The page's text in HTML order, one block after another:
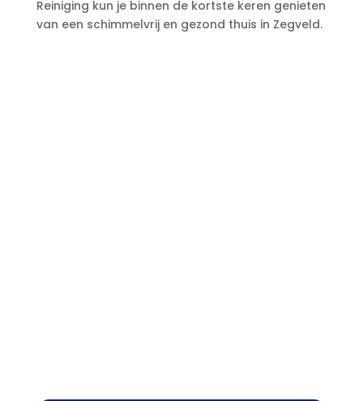
Reiniging kun je binnen de kortste keren genieten
van een schimmelvrij en gezond thuis in Zegveld.​